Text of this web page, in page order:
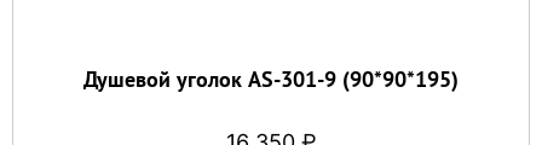
Душевой уголок AS-301-9 (90*90*195)